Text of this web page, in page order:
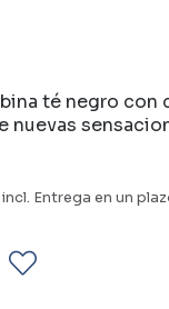
té negro con
nuevas
Entrega en un